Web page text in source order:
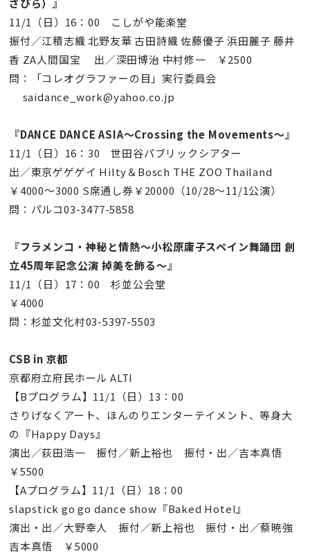
さびら）』
11/1（日）16：00 こしがや能楽堂
振付／江積志織 北野友華 古田詩織 佐藤優子 浜田麗子 藤井
香 ZA人間国宝 出／深田博治 中村修一 ￥2500
問：「コレオグラファーの目」実行委員会
saidance_work@yahoo.co.jp
『DANCE DANCE ASIA〜Crossing the Movements〜』
11/1（日）16：30 世田谷パブリックシアター
出／東京ゲゲゲイ Hilty＆Bosch THE ZOO Thailand
￥4000〜3000 S席通し券￥20000（10/28〜11/1公演）
問：パルコ03-3477-5858
『フラメンコ・神秘と情熱〜小松原庸子スペイン舞踊団 創
立45周年記念公演 掉美を飾る〜』
11/1（日）17：00 杉並公会堂
￥4000
問：杉並文化村03-5397-5503
CSB in 京都
京都府立府民ホール ALTI
【Bプログラム】11/1（日）13：00
さりげなくアート、ほんのりエンターテイメント、等身大
の『Happy Days』
演出／荻田浩一 振付／新上裕也 振付・出／吉本真悟
￥5500
【Aプログラム】11/1（日）18：00
slapstick go go dance show『Baked Hotel』
演出・出／大野幸人 振付／新上裕也 振付・出／蔡暁強
吉本真悟 ￥5000